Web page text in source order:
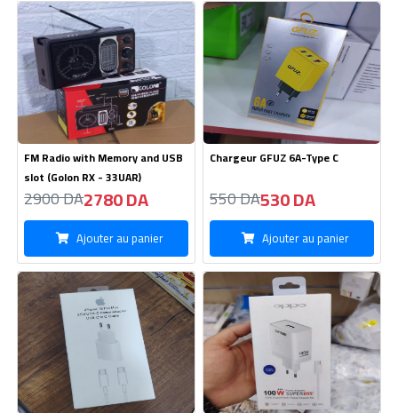
FM Radio with Memory and USB
slot (Golon RX - 33UAR)
2900 DA2780 DA
Ajouter au panier
Chargeur GFUZ 6A-Type C
550 DA530 DA
Ajouter au panier